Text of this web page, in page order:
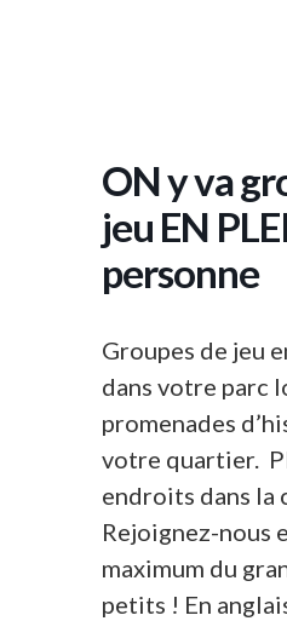
ON y va
jeu EN
personne
Groupes de jeu
dans votre parc
promenades
votre quartier.
endroits dans la
Rejoignez-nous
maximum du
petits ! En